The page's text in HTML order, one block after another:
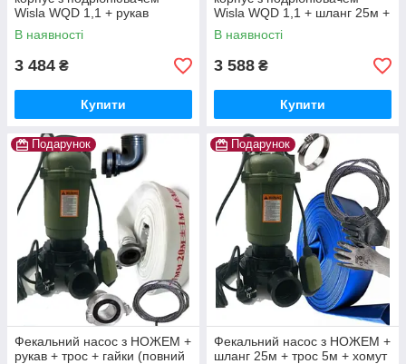
Wisla WQD 1,1 + рукав
пожежний 10 + трос 5м +
хомут
В наявності
3 484 ₴
Купити
Wisla WQD 1,1 + шланг 25м +
трос силікон+ хомут
В наявності
3 588 ₴
Купити
Подарунок
Фекальний насос з НОЖЕМ +
рукав + трос + гайки (повний
Подарунок
Фекальний насос з НОЖЕМ +
шланг 25м + трос 5м + хомут